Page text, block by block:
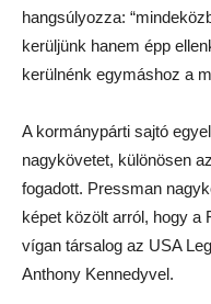
hangsúlyozza:
kerüljünk hanem épp
kerülnénk egymáshoz a
A kormánypárti sajtó
nagykövetet, különösen
fogadott. Pressman
képet közölt arról, hogy a
vígan társalog az USA
Anthony Kennedyvel.